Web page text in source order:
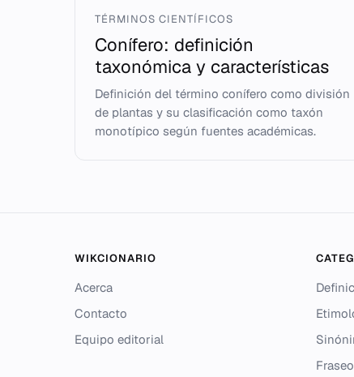
TÉRMINOS CIENTÍFICOS
Conífero: definición
taxonómica y características
Definición del término conífero como división
de plantas y su clasificación como taxón
monotípico según fuentes académicas.
WIKCIONARIO
Acerca
Contacto
Equipo editorial